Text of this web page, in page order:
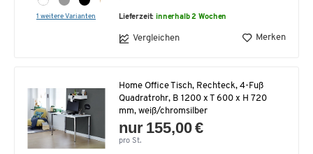
1 weitere Varianten Lieferzeit:innerhalb 2 Wochen
Vergleichen Merken
Home Office Tisch, Rechteck, 4-Fuß
Quadratrohr, B 1200 x T 600 x H 720
mm, weiß/chromsilber
nur 155,00 €
pro St.